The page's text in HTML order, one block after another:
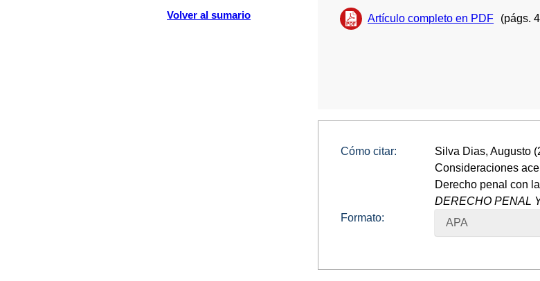
Volver al sumario Artículo completo en PDF (págs.
Cómo citar:
Silva Dias, Augusto
Consideraciones
Derecho penal con
DERECHO PENAL
Formato:
APA